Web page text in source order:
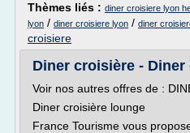
Thèmes liés : diner croisiere lyon
lyon / diner croisiere lyon / diner
croisiere
Diner croisière -
Voir nos autres offres de :
Diner croisière lounge
France Tourisme vous